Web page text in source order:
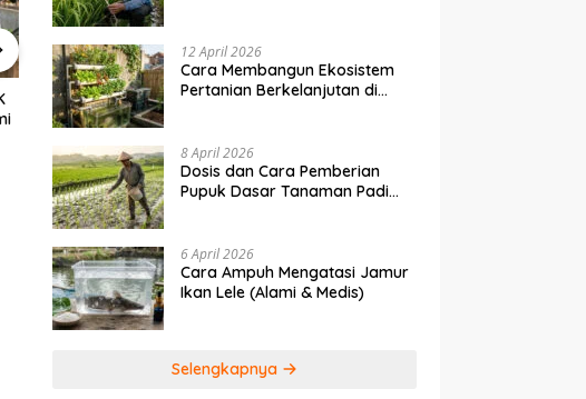
Penerapan IoT dalam
Pertanian Modern di Indonesia
Ekonomi Sumber Daya Lahan:
12 April 2026
Cara Membangun Ekosistem
Pertanian Berkelanjutan di
8 April 2026
Dosis dan Cara Pemberian
Pupuk Dasar Tanaman Padi
6 April 2026
Cara Ampuh Mengatasi Jamur
Ikan Lele (Alami & Medis)
Selengkapnya